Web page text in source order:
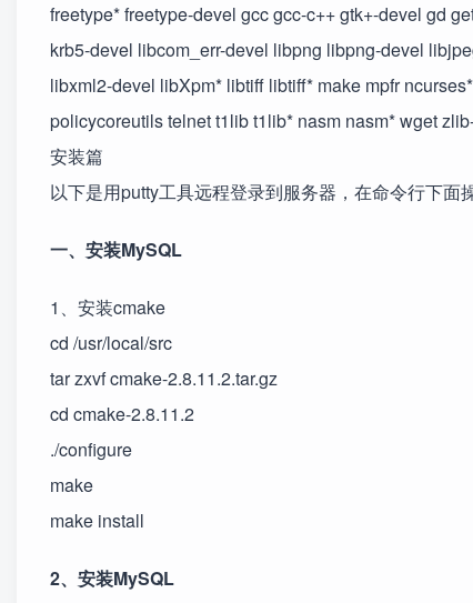
freetype* freetype-devel gcc gcc-c++ gtk+-devel gd
krb5-devel libcom_err-devel libpng libpng-devel
libxml2-devel libXpm* libtiff libtiff* make mpfr
policycoreutils telnet t1lib t1lib* nasm nasm* wget
安装篇
以下是用putty工具远程登录到服务器，在命令行下面
一、安装MySQL
1、安装cmake
cd /usr/local/src
tar zxvf cmake-2.8.11.2.tar.gz
cd cmake-2.8.11.2
./configure
make
make install
2、安装MySQL